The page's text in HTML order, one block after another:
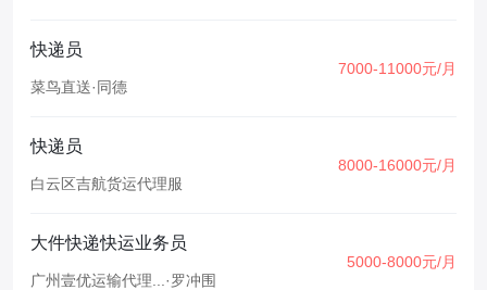
快递员
菜鸟直送· 同德
7000-11000元/月
快递员
白云区吉航货运代理服
8000-16000元/月
大件快递快运业务员
广州壹优运输代理... ·罗冲围
5000-8000元/月